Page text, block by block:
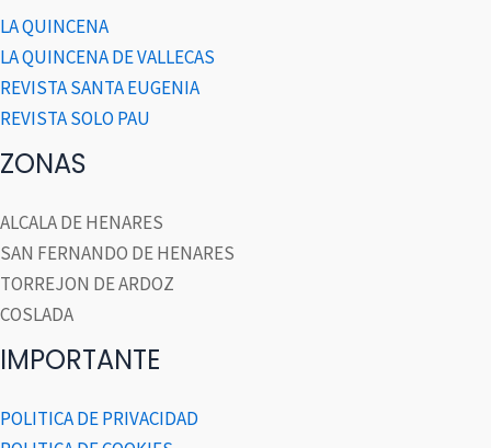
LA QUINCENA
LA QUINCENA DE VALLECAS
REVISTA SANTA EUGENIA
REVISTA SOLO PAU
ZONAS
ALCALA DE HENARES
SAN FERNANDO DE HENARES
TORREJON DE ARDOZ
COSLADA
IMPORTANTE
POLITICA DE PRIVACIDAD